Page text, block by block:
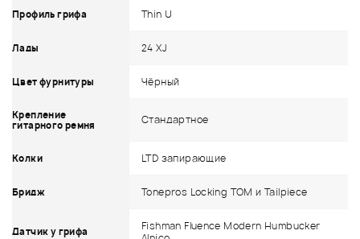
Профиль грифа Thin U
Лады 24 XJ
Цвет фурнитуры Чёрный
Крепление
гитарного ремня
Стандартное
Колки LTD запирающие
Бридж Tonepros Locking TOM и Tailpiece
Датчик у грифа
Fishman Fluence Modern Humbucker